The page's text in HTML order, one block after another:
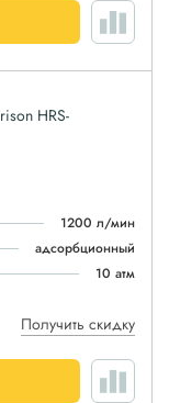
HRS-
1200 л/мин
адсорбционный
10 атм
Получить скидку